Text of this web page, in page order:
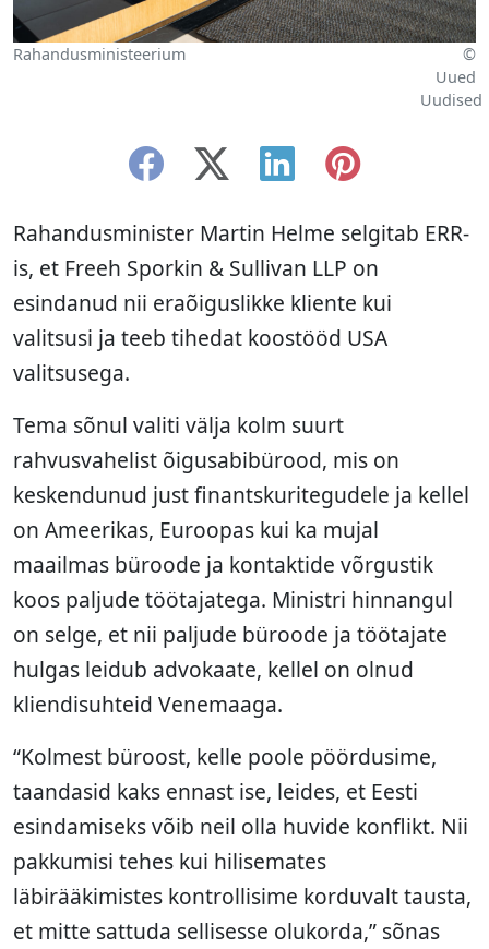
Rahandusministeerium
©
Uued
Uudised
Rahandusminister Martin Helme selgitab ERR-
is, et Freeh Sporkin & Sullivan LLP on
esindanud nii eraõiguslikke kliente kui
valitsusi ja teeb tihedat koostööd USA
valitsusega.
Tema sõnul valiti välja kolm suurt
rahvusvahelist õigusabibürood, mis on
keskendunud just finantskuritegudele ja kellel
on Ameerikas, Euroopas kui ka mujal
maailmas büroode ja kontaktide võrgustik
koos paljude töötajatega. Ministri hinnangul
on selge, et nii paljude büroode ja töötajate
hulgas leidub advokaate, kellel on olnud
kliendisuhteid Venemaaga.
“Kolmest büroost, kelle poole pöördusime,
taandasid kaks ennast ise, leides, et Eesti
esindamiseks võib neil olla huvide konflikt. Nii
pakkumisi tehes kui hilisemates
läbirääkimistes kontrollisime korduvalt tausta,
et mitte sattuda sellisesse olukorda,” sõnas